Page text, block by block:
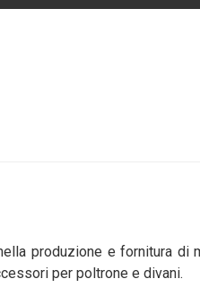
produzione e fornitura di
per poltrone e divani.